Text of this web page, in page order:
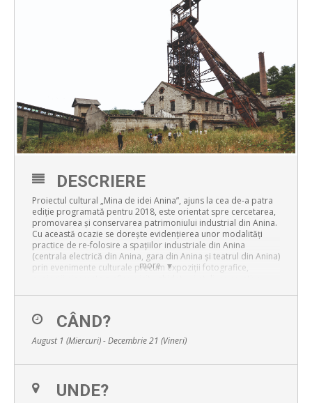
more
DESCRIERE
Proiectul cultural „Mina de idei Anina”, ajuns la cea de-a patra
ediţie programată pentru 2018, este orientat spre cercetarea,
promovarea şi conservarea patrimoniului industrial din Anina.
Cu această ocazie se doreşte evidenţierea unor modalităţi
practice de re-folosire a spaţiilor industriale din Anina
(centrala electrică din Anina, gara din Anina şi teatrul din Anina)
prin evenimente culturale precum expoziţii fotografice,
Pentru calendarul exact al seriei inițiativelor, vă rugăm
consultați:www.facebook.com/MinaDeIdeiAnina
CÂND?
August 1 (Miercuri) - Decembrie 21 (Vineri)
UNDE?